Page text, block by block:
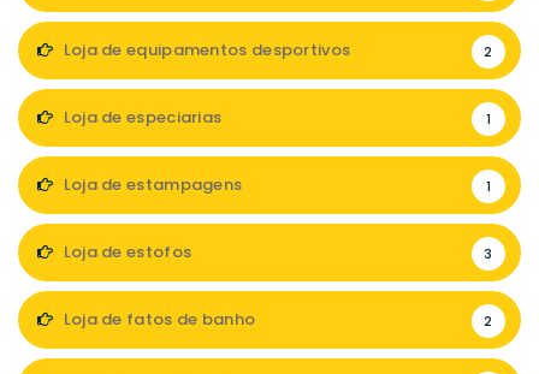
Loja de equipamentos desportivos 2
Loja de especiarias 1
Loja de estampagens 1
Loja de estofos 3
Loja de fatos de banho 2